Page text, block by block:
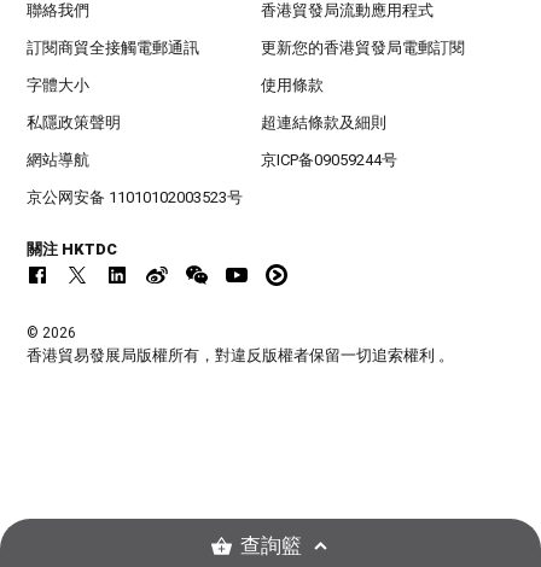
聯絡我們 香港貿發局流動應用程式
訂閱商貿全接觸電郵通訊 更新您的香港貿發局電郵訂閱
字體大小 使用條款
私隱政策聲明 超連結條款及細則
網站導航 京ICP备09059244号
京公网安备 11010102003523号
關注 HKTDC
© 2026
香港貿易發展局版權所有，對違反版權者保留一切追索權利 。
查詢籃